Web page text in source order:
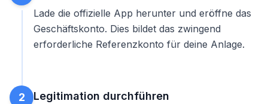
Lade die offizielle App herunter und eröffne das
Geschäftskonto. Dies bildet das zwingend
erforderliche Referenzkonto für deine Anlage.
2 Legitimation durchführen